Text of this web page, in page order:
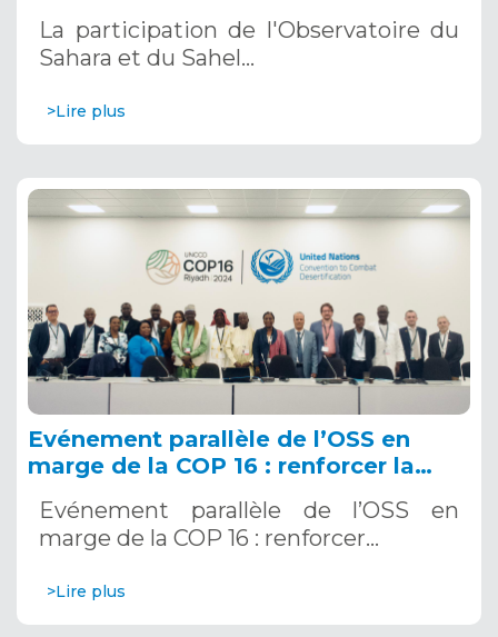
Saoudite
La participation de l'Observatoire du
Sahara et du Sahel…
>Lire plus
Evénement parallèle de l’OSS en
marge de la COP 16 : renforcer la
Systèmes d’Alerte Précoce
Multirisques. 12 décembre 2024
Evénement parallèle de l’OSS en
marge de la COP 16 : renforcer…
>Lire plus